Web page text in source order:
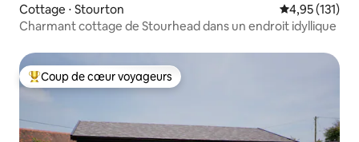
Cottage ⋅ Stourton Évaluation
4,95 (131)
Charmant cottage de Stourhead dans un endroit idyllique
Coups de cœur voyageurs les plus appréciés
Coup de cœur voyageurs